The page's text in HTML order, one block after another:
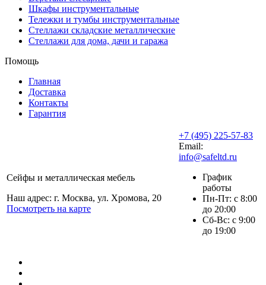
Шкафы инструментальные
Тележки и тумбы инструментальные
Стеллажи складские металлические
Стеллажи для дома, дачи и гаража
Помощь
Главная
Доставка
Контакты
Гарантия
Сейфы и металлическая мебель
Наш адрес: г. Москва, ул. Хромова, 20
Посмотреть на карте
+7 (495) 225-57-83
Email:
info@safeltd.ru
График
работы
Пн-Пт: с 8:00
до 20:00
Сб-Вс: с 9:00
до 19:00